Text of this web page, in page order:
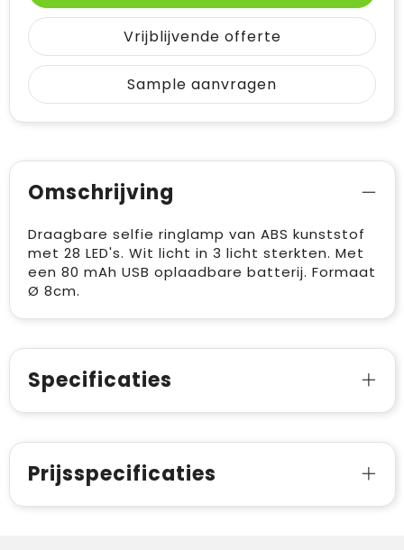
Vrijblijvende offerte
Sample aanvragen
Omschrijving
Draagbare selfie ringlamp van ABS kunststof
met 28 LED's. Wit licht in 3 licht sterkten. Met
een 80 mAh USB oplaadbare batterij. Formaat
Ø 8cm.
Specificaties
Prijsspecificaties